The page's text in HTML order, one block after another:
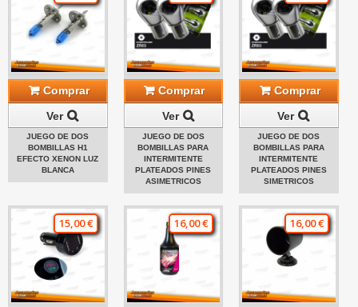
Comprar
Ver
JUEGO DE DOS
BOMBILLAS H1
EFECTO XENON LUZ
BLANCA
Comprar
Ver
JUEGO DE DOS
BOMBILLAS PARA
INTERMITENTE
PLATEADOS PINES
ASIMETRICOS
Comprar
Ver
JUEGO DE DOS
BOMBILLAS PARA
INTERMITENTE
PLATEADOS PINES
SIMETRICOS
15,00 € 16,00 € 16,00 €